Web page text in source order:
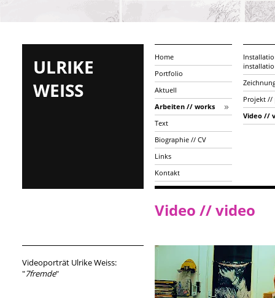
ULRIKE
WEISS
Home
Portfolio
Aktuell
Arbeiten // works
Text
Biographie // CV
Links
Kontakt
Projekt //
Video //
Video // video
Videoporträt Ulrike Weiss:
"7fremde"